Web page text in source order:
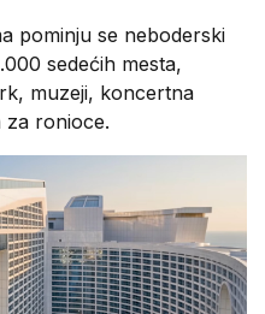
pominju se neboderski
sedećih mesta,
muzeji, koncertna
za ronioce.